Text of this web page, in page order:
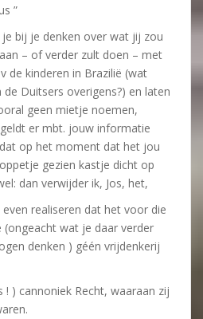
”
bij je denken over wat jij zou
– of verder zult doen – met
de kinderen in Brazilië (wat
de Duitsers overigens?) en laten
geen mietje noemen,
er mbt. jouw informatie
op het moment dat het jou
gezien kastje dicht op
dan verwijder ik, Jos, het,
realiseren dat het voor die
(ongeacht wat je daar verder
denken ) géén vrijdenkerij
! ) cannoniek Recht, waaraan zij